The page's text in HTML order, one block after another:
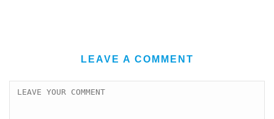
LEAVE A COMMENT